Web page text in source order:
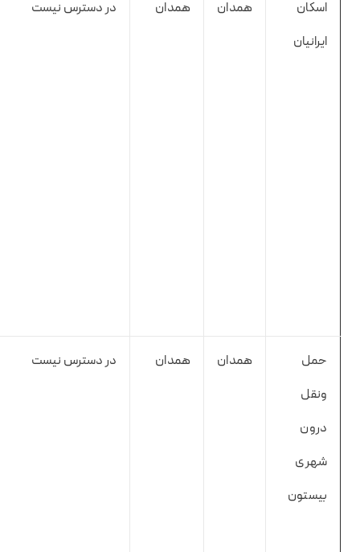
اسکان
ایرانیان
همدان همدان در دسترس نیست
حمل
ونقل
درون
شهری
بیستون
همدان همدان در دسترس نیست